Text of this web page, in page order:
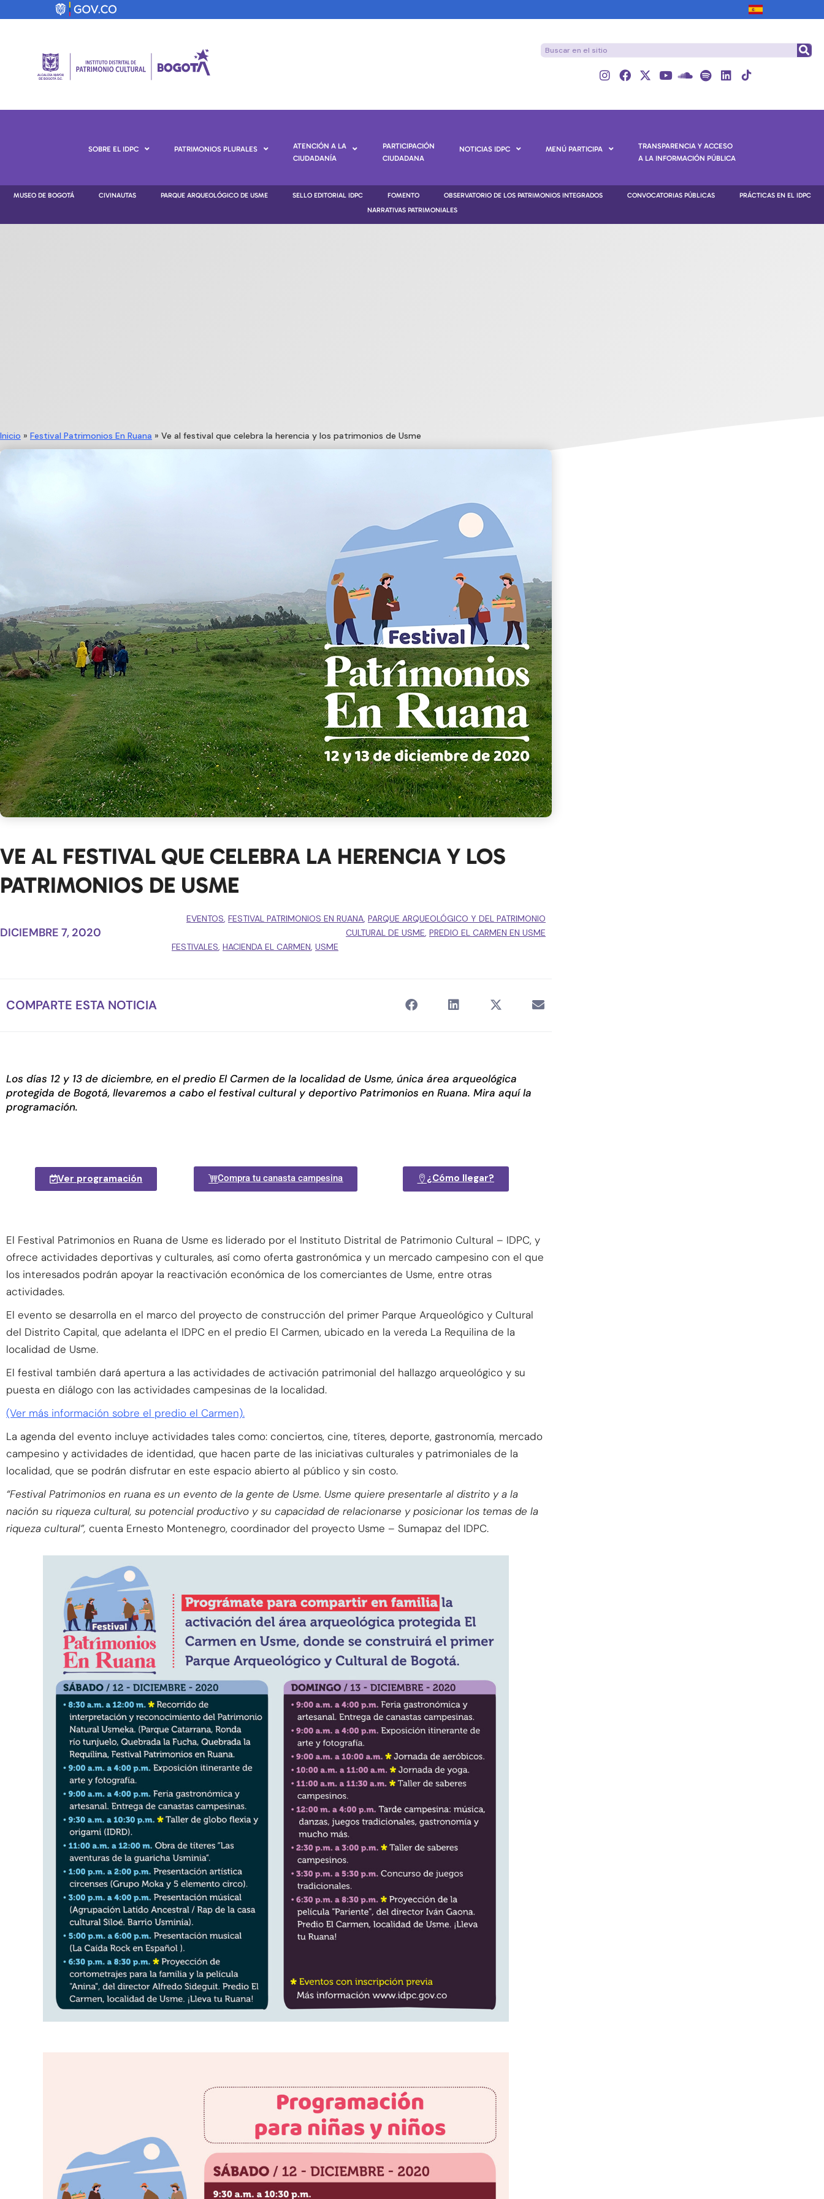
SOBRE EL IDPC PATRIMONIOS PLURALES
ATENCIÓN A LA
CIUDADANÍA
PARTICIPACIÓN
CIUDADANA
NOTICIAS IDPC MENÚ PARTICIPA
TRANSPARENCIA Y ACCESO
A LA INFORMACIÓN PÚBLICA
MUSEO DE BOGOTÁ CIVINAUTAS PARQUE ARQUEOLÓGICO DE USME SELLO EDITORIAL IDPC FOMENTO OBSERVATORIO DE LOS PATRIMONIOS INTEGRADOS CONVOCATORIAS PÚBLICAS
PRÁCTICAS EN EL IDPC
NARRATIVAS PATRIMONIALES
Inicio » Festival Patrimonios En Ruana » Ve al festival que celebra la herencia y los patrimonios de Usme
VE AL FESTIVAL QUE CELEBRA LA HERENCIA Y LOS
PATRIMONIOS DE USME
DICIEMBRE 7, 2020
EVENTOS, FESTIVAL PATRIMONIOS EN RUANA, PARQUE ARQUEOLÓGICO Y DEL PATRIMONIO
CULTURAL DE USME, PREDIO EL CARMEN EN USME
FESTIVALES, HACIENDA EL CARMEN, USME
COMPARTE ESTA NOTICIA
Los días 12 y 13 de diciembre, en el predio El Carmen de la localidad de Usme, única área arqueológica
protegida de Bogotá, llevaremos a cabo el festival cultural y deportivo Patrimonios en Ruana. Mira aquí la
programación.
Ver programación Compra tu canasta campesina ¿Cómo llegar?
El Festival Patrimonios en Ruana de Usme es liderado por el Instituto Distrital de Patrimonio Cultural – IDPC, y
ofrece actividades deportivas y culturales, así como oferta gastronómica y un mercado campesino con el que
los interesados podrán apoyar la reactivación económica de los comerciantes de Usme, entre otras
actividades.
El evento se desarrolla en el marco del proyecto de construcción del primer Parque Arqueológico y Cultural
del Distrito Capital, que adelanta el IDPC en el predio El Carmen, ubicado en la vereda La Requilina de la
localidad de Usme.
El festival también dará apertura a las actividades de activación patrimonial del hallazgo arqueológico y su
puesta en diálogo con las actividades campesinas de la localidad.
(Ver más información sobre el predio el Carmen).
La agenda del evento incluye actividades tales como: conciertos, cine, títeres, deporte, gastronomía, mercado
campesino y actividades de identidad, que hacen parte de las iniciativas culturales y patrimoniales de la
localidad, que se podrán disfrutar en este espacio abierto al público y sin costo.
“Festival Patrimonios en ruana es un evento de la gente de Usme. Usme quiere presentarle al distrito y a la
nación su riqueza cultural, su potencial productivo y su capacidad de relacionarse y posicionar los temas de la
riqueza cultural”, cuenta Ernesto Montenegro, coordinador del proyecto Usme – Sumapaz del IDPC.